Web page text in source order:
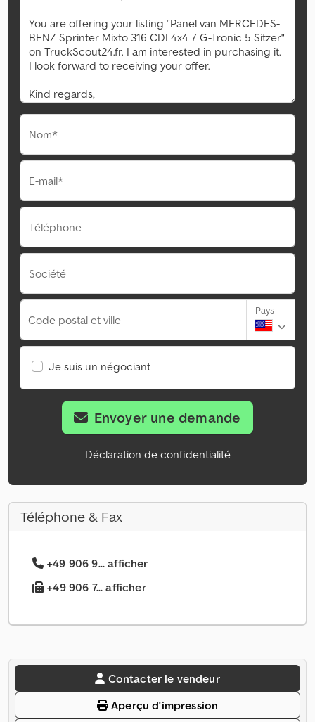
Nom*
E-mail*
Téléphone
Société
Code postal et ville
Pays
Je suis un négociant
Envoyer une demande
Déclaration de confidentialité
Téléphone & Fax
+49 906 9... afficher
+49 906 7... afficher
Contacter le vendeur
Aperçu d'impression